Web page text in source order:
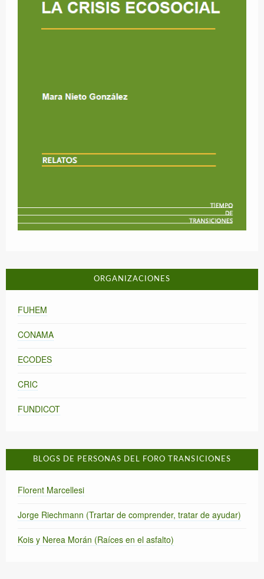
ORGANIZACIONES
FUHEM
CONAMA
ECODES
CRIC
FUNDICOT
BLOGS DE PERSONAS DEL FORO TRANSICIONES
Florent Marcellesi
Jorge Riechmann (Trartar de comprender, tratar de ayudar)
Kois y Nerea Morán (Raíces en el asfalto)